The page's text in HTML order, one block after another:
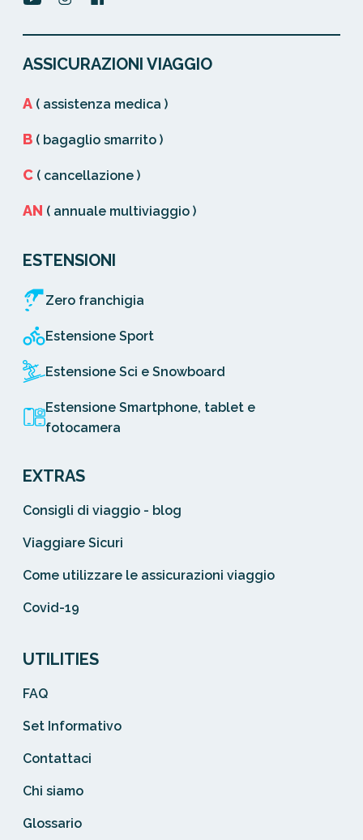
ASSICURAZIONI VIAGGIO
A ( assistenza medica )
B ( bagaglio smarrito )
C ( cancellazione )
AN ( annuale multiviaggio )
ESTENSIONI
Zero franchigia
Estensione Sport
Estensione Sci e Snowboard
Estensione Smartphone, tablet e
fotocamera
EXTRAS
Consigli di viaggio - blog
Viaggiare Sicuri
Come utilizzare le assicurazioni viaggio
Covid-19
UTILITIES
FAQ
Set Informativo
Contattaci
Chi siamo
Glossario